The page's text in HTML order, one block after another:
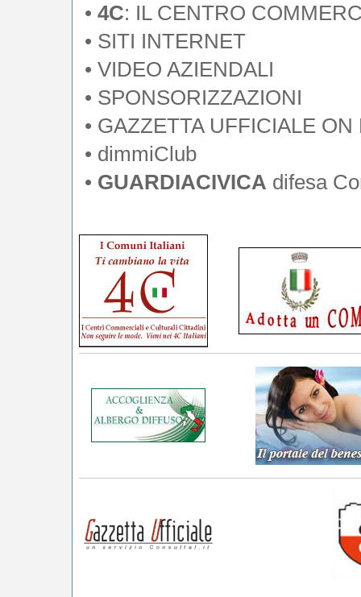
• 4C: IL CENTRO
• SITI INTERNET
• VIDEO AZIENDALI
• SPONSORIZZAZIONI
• GAZZETTA UFFICIALE ON
• dimmiClub
• GUARDIACIVICA difesa